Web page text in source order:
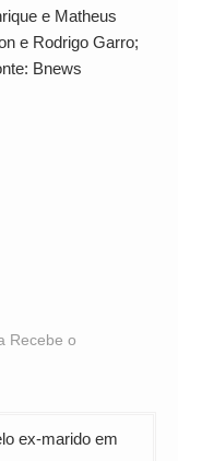
e Matheus
e Rodrigo Garro;
Bnews
Recebe o
ex-marido em